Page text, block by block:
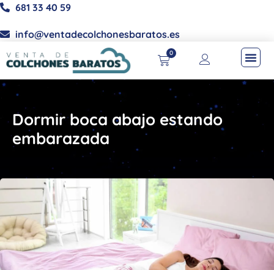
681 33 40 59
info@ventadecolchonesbaratos.es
0
Dormir boca abajo estando
embarazada